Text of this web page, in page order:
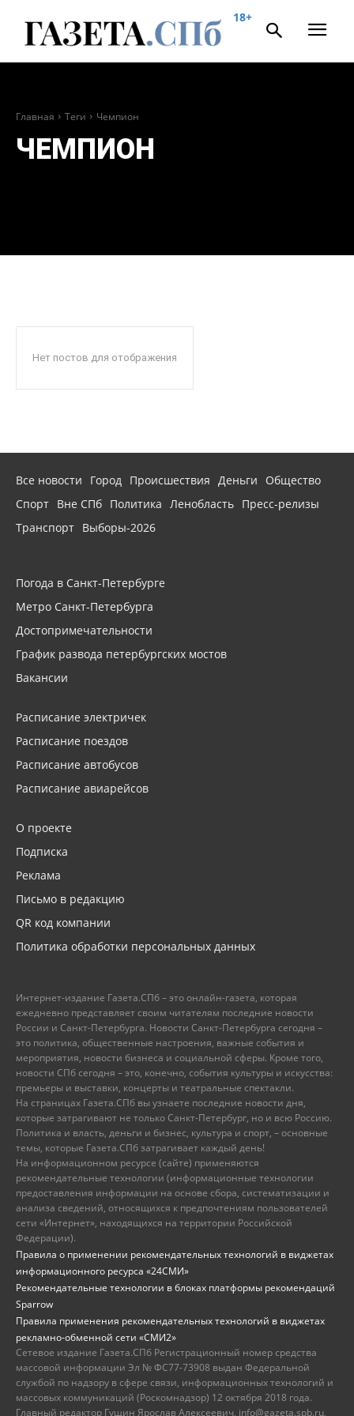
18+
Главная Теги Чемпион
ЧЕМПИОН
Нет постов для отображения
Все новости Город Происшествия Деньги
Общество
Спорт Вне СПб Политика Ленобласть Пресс-релизы
Транспорт Выборы-2026
Погода в Санкт-Петербурге
Метро Санкт-Петербурга
Достопримечательности
График развода петербургских мостов
Вакансии
Расписание электричек
Расписание поездов
Расписание автобусов
Расписание авиарейсов
О проекте
Подписка
Реклама
Письмо в редакцию
QR код компании
Политика обработки персональных данных
Интернет-издание Газета.СПб – это онлайн-газета, которая
ежедневно представляет своим читателям последние новости
России и Санкт-Петербурга. Новости Санкт-Петербурга сегодня –
это политика, общественные настроения, важные события и
мероприятия, новости бизнеса и социальной сферы. Кроме того,
новости СПб сегодня – это, конечно, события культуры и искусства:
премьеры и выставки, концерты и театральные спектакли.
На страницах Газета.СПб вы узнаете последние новости дня,
которые затрагивают не только Санкт-Петербург, но и всю Россию.
Политика и власть, деньги и бизнес, культура и спорт, – основные
темы, которые Газета.СПб затрагивает каждый день!
На информационном ресурсе (сайте) применяются
рекомендательные технологии (информационные технологии
предоставления информации на основе сбора, систематизации и
анализа сведений, относящихся к предпочтениям пользователей
сети «Интернет», находящихся на территории Российской
Федерации).
Правила о применении рекомендательных технологий в виджетах
информационного ресурса «24СМИ»
Рекомендательные технологии в блоках платформы рекомендаций
Sparrow
Правила применения рекомендательных технологий в виджетах
рекламно-обменной сети «СМИ2»
Сетевое издание Газета.СПб Регистрационный номер средства
массовой информации Эл № ФС77-73908 выдан Федеральной
службой по надзору в сфере связи, информационных технологий и
массовых коммуникаций (Роскомнадзор) 12 октября 2018 года.
Главный редактор Гущин Ярослав Алексеевич, info@gazeta.spb.ru,